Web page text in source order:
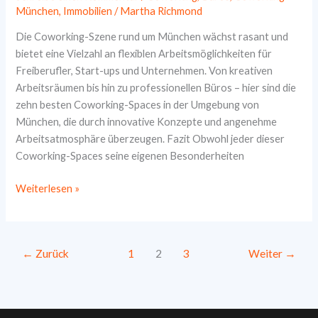
München, Immobilien /Martha Richmond
Die Coworking-Szene rund um München wächst rasant und
bietet eine Vielzahl an flexiblen Arbeitsmöglichkeiten für
Freiberufler, Start-ups und Unternehmen. Von kreativen
Arbeitsräumen bis hin zu professionellen Büros – hier sind die
zehn besten Coworking-Spaces in der Umgebung von
München, die durch innovative Konzepte und angenehme
Arbeitsatmosphäre überzeugen. Fazit Obwohl jeder dieser
Coworking-Spaces seine eigenen Besonderheiten
Die
Spaces
Nähe
Weiterlesen »
← Zurück 1 2 3 Weiter →